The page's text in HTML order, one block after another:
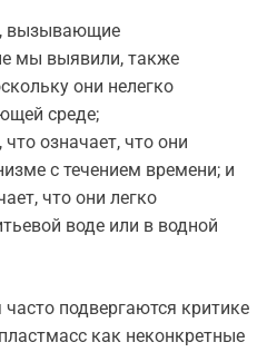
вызывающие
мы выявили, также
они нелегко
среде;
означает, что они
с течением времени; и
что они легко
воде или в водной
подвергаются критике
как неконкретные